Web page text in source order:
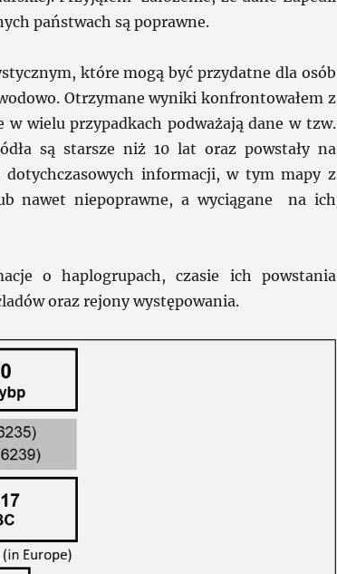
państwach są poprawne.
które mogą być przydatne dla osób
Otrzymane wyniki konfrontowałem z
w wielu przypadkach podważają dane w tzw.
są starsze niż 10 lat oraz powstały na
informacji, w tym mapy z
nawet niepoprawne, a wyciągane na ich
o haplogrupach, czasie ich powstania
oraz rejony występowania.